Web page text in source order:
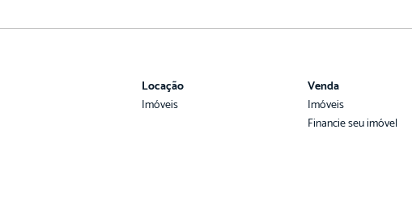
Locação
Imóveis
Venda
Imóveis
Financie seu imóvel